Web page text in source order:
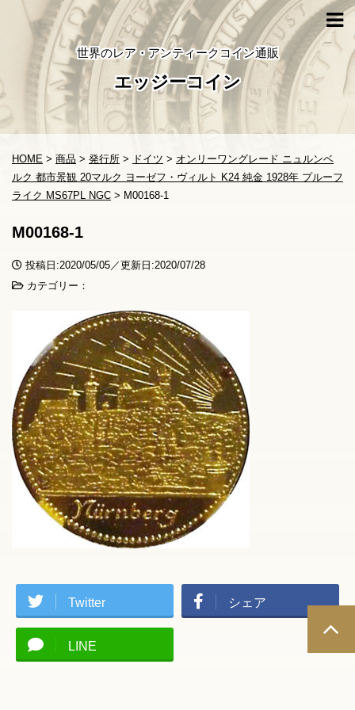
世界のレア・アンティークコイン通販
エッジーコイン
HOME > 商品 > 発行所 > ドイツ > オンリーワングレード ニュルンベ
ルク 都市景観 20マルク ヨーゼフ・ヴィルト K24 純金 1928年 プルーフ
ライク MS67PL NGC > M00168-1
M00168-1
投稿日:2020/05/05／更新日:2020/07/28
カテゴリー：
Twitter シェア
LINE